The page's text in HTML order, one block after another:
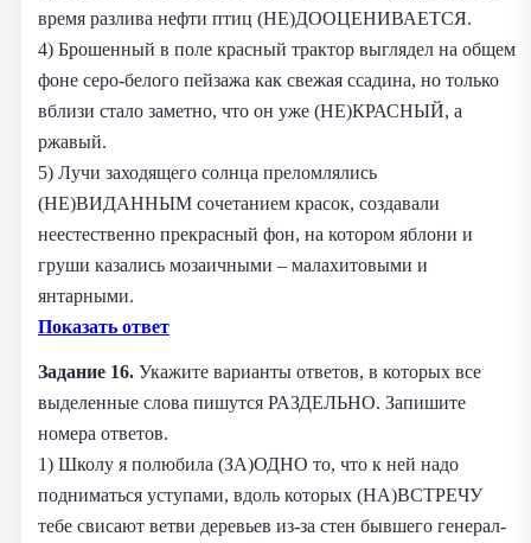
время разлива нефти птиц (НЕ)ДООЦЕНИВАЕТСЯ.
4) Брошенный в поле красный трактор выглядел на общем
фоне серо-белого пейзажа как свежая ссадина, но только
вблизи стало заметно, что он уже (НЕ)КРАСНЫЙ, а
ржавый.
5) Лучи заходящего солнца преломлялись
(НЕ)ВИДАННЫМ сочетанием красок, создавали
неестественно прекрасный фон, на котором яблони и
груши казались мозаичными – малахитовыми и
янтарными.
Показать ответ
Задание 16. Укажите варианты ответов, в которых все
выделенные слова пишутся РАЗДЕЛЬНО. Запишите
номера ответов.
1) Школу я полюбила (ЗА)ОДНО то, что к ней надо
подниматься уступами, вдоль которых (НА)ВСТРЕЧУ
тебе свисают ветви деревьев из-за стен бывшего генерал-